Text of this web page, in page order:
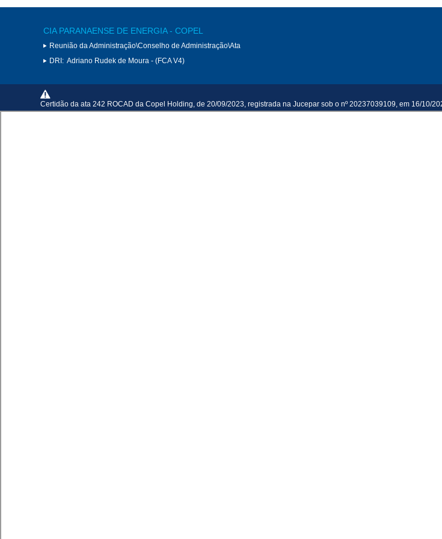
CIA PARANAENSE DE ENERGIA - COPEL
Reunião da Administração\Conselho de Administração\Ata
DRI: Adriano Rudek de Moura - (FCA V4)
Certidão da ata 242 ROCAD da Copel Holding, de 20/09/2023, registrada na Jucepar sob o nº 20237039109, em 16/10/